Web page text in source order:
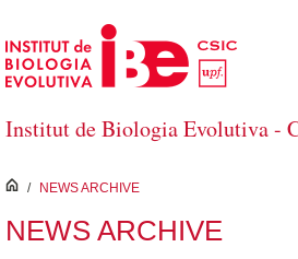
Saltar al contenido principal
Institut de Biologia Evolutiva -
inici
/ NEWS ARCHIVE
NEWS ARCHIVE